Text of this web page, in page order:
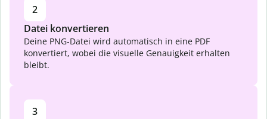
2
Datei konvertieren
Deine PNG-Datei wird automatisch in eine PDF
konvertiert, wobei die visuelle Genauigkeit erhalten
bleibt.
3